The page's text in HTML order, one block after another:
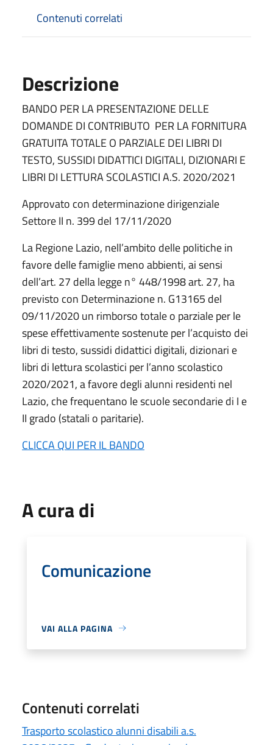
Contenuti correlati
Descrizione
BANDO PER LA PRESENTAZIONE DELLE
DOMANDE DI CONTRIBUTO PER LA FORNITURA
GRATUITA TOTALE O PARZIALE DEI LIBRI DI
TESTO, SUSSIDI DIDATTICI DIGITALI, DIZIONARI E
LIBRI DI LETTURA SCOLASTICI A.S. 2020/2021
Approvato con determinazione dirigenziale
Settore II n. 399 del 17/11/2020
La Regione Lazio, nell’ambito delle politiche in
favore delle famiglie meno abbienti, ai sensi
dell’art. 27 della legge n° 448/1998 art. 27, ha
previsto con Determinazione n. G13165 del
09/11/2020 un rimborso totale o parziale per le
spese effettivamente sostenute per l’acquisto dei
libri di testo, sussidi didattici digitali, dizionari e
libri di lettura scolastici per l’anno scolastico
2020/2021, a favore degli alunni residenti nel
Lazio, che frequentano le scuole secondarie di I e
II grado (statali o paritarie).
CLICCA QUI PER IL BANDO
A cura di
Comunicazione
VAI ALLA PAGINA
Contenuti correlati
Trasporto scolastico alunni disabili a.s.